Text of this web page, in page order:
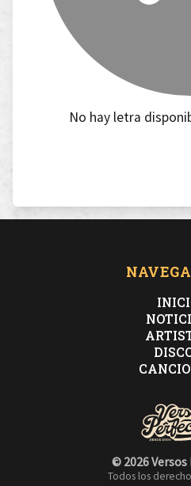
No hay letra
© 2026
Todos los